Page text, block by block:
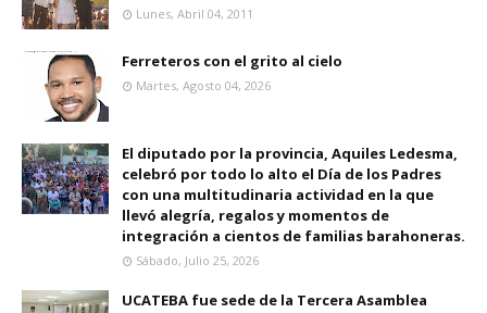
Lunes, Abril 04, 2011
Ferreteros con el grito al cielo
Martes, Agosto 04, 2026
El diputado por la provincia, Aquiles Ledesma,
celebró por todo lo alto el Día de los Padres
con una multitudinaria actividad en la que
llevó alegría, regalos y momentos de
integración a cientos de familias barahoneras.
Sábado, Julio 25, 2026
UCATEBA fue sede de la Tercera Asamblea